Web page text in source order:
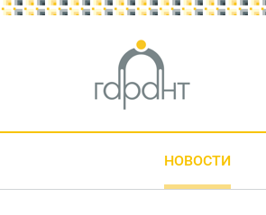
НОВОСТИ